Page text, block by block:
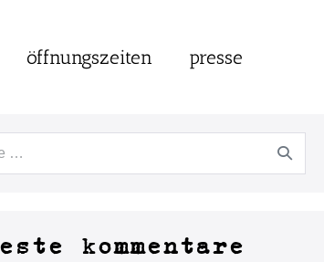
öffnungszeiten presse
kommentare